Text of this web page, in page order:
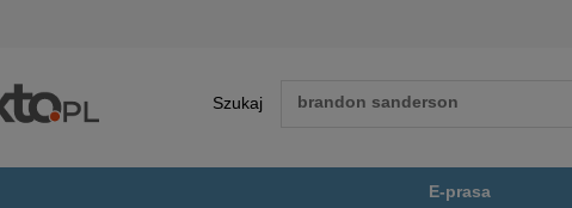
Szukaj
E-prasa